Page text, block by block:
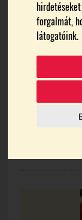
forgalmát,
látogatóink.